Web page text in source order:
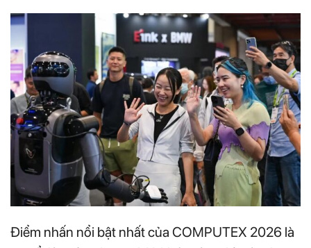
Điểm nhấn nổi bật nhất của COMPUTEX 2026 là